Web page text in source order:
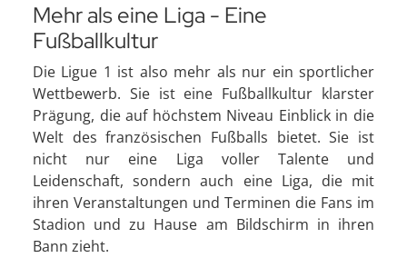
Mehr als eine Liga - Eine
Fußballkultur
Die Ligue 1 ist also mehr als nur ein sportlicher
Wettbewerb. Sie ist eine Fußballkultur klarster
Prägung, die auf höchstem Niveau Einblick in die
Welt des französischen Fußballs bietet. Sie ist
nicht nur eine Liga voller Talente und
Leidenschaft, sondern auch eine Liga, die mit
ihren Veranstaltungen und Terminen die Fans im
Stadion und zu Hause am Bildschirm in ihren
Bann zieht.